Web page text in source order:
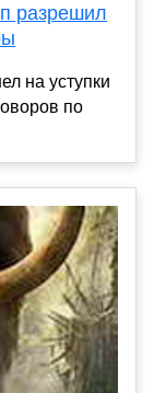
разрешил
на уступки
по